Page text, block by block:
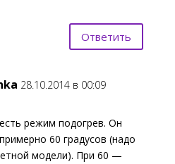
Ответить
28.10.2014 в 00:09
режим подогрев. Он
60 градусов (надо
модели). При 60 —